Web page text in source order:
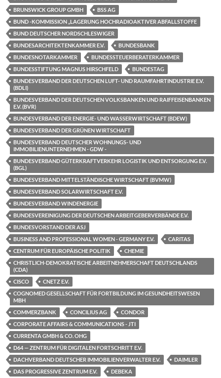
BRUNSWICK GROUP GMBH
BSS AG
BUND -KOMMISSION „LAGERUNG HOCHRADIOAKTIVER ABFALLSTOFFE
BUND DEUTSCHER NORDSCHLESWIGER
BUNDESARCHITEKTENKAMMER E.V.
BUNDESBANK
BUNDESNOTARKAMMER
BUNDESSTEUERBERATERKAMMER
BUNDESSTIFTUNG MAGNUS HIRSCHFELD
BUNDESTAG
BUNDESVERBAND DER DEUTSCHEN LUFT- UND RAUMFAHRTINDUSTRIE E.V.
(BDLI)
BUNDESVERBAND DER DEUTSCHEN VOLKSBANKEN UND RAIFFEISENBANKEN
E.V. (BVR)
BUNDESVERBAND DER ENERGIE- UND WASSERWIRTSCHAFT (BDEW)
BUNDESVERBAND DER GRÜNEN WIRTSCHAFT
BUNDESVERBAND DEUTSCHER WOHNUNGS- UND
IMMOBILIENUNTERNEHMEN - GDW -
BUNDESVERBAND GÜTERKRAFTVERKEHR LOGISTIK UND ENTSORGUNG E.V.
(BGL)
BUNDESVERBAND MITTELSTÄNDISCHE WIRTSCHAFT (BVMW)
BUNDESVERBAND SOLARWIRTSCHAFT E.V.
BUNDESVERBAND WINDENERGIE
BUNDESVEREINIGUNG DER DEUTSCHEN ARBEITGEBERVERBÄNDE E.V.
BUNDESVORSTAND DER ASJ
BUSINESS AND PROFESSIONAL WOMEN - GERMANY E.V.
CARITAS
CENTRUM FÜR EUROPÄISCHE POLITIK
CHEMIE
CHRISTLICH-DEMOKRATISCHE ARBEITNEHMERSCHAFT DEUTSCHLANDS
(CDA)
CISCO
CNETZ E.V.
COGNOMED GESELLSCHAFT FÜR FORTBILDUNG IM GESUNDHEITSWESEN
MBH
COMMERZBANK
CONCILIUS AG
CONDOR
CORPORATE AFFAIRS & COMMUNICATIONS - JTI
CURRENTA GMBH & CO. OHG
D64 — ZENTRUM FÜR DIGITALEN FORTSCHRITT E.V.
DACHVERBAND DEUTSCHER IMMOBILIENVERWALTER E.V.
DAIMLER
DAS PROGRESSIVE ZENTRUM E.V.
DEBEKA